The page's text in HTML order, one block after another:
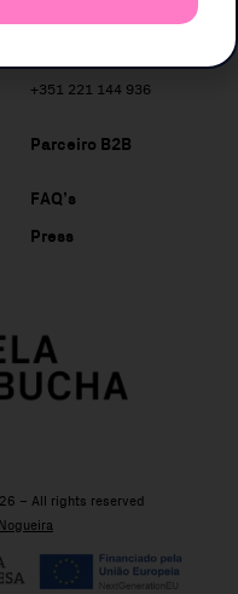
quero@aquelakombucha.pt
+351 221 144 936
Parceiro B2B
FAQ’s
Press
– All rights reserved